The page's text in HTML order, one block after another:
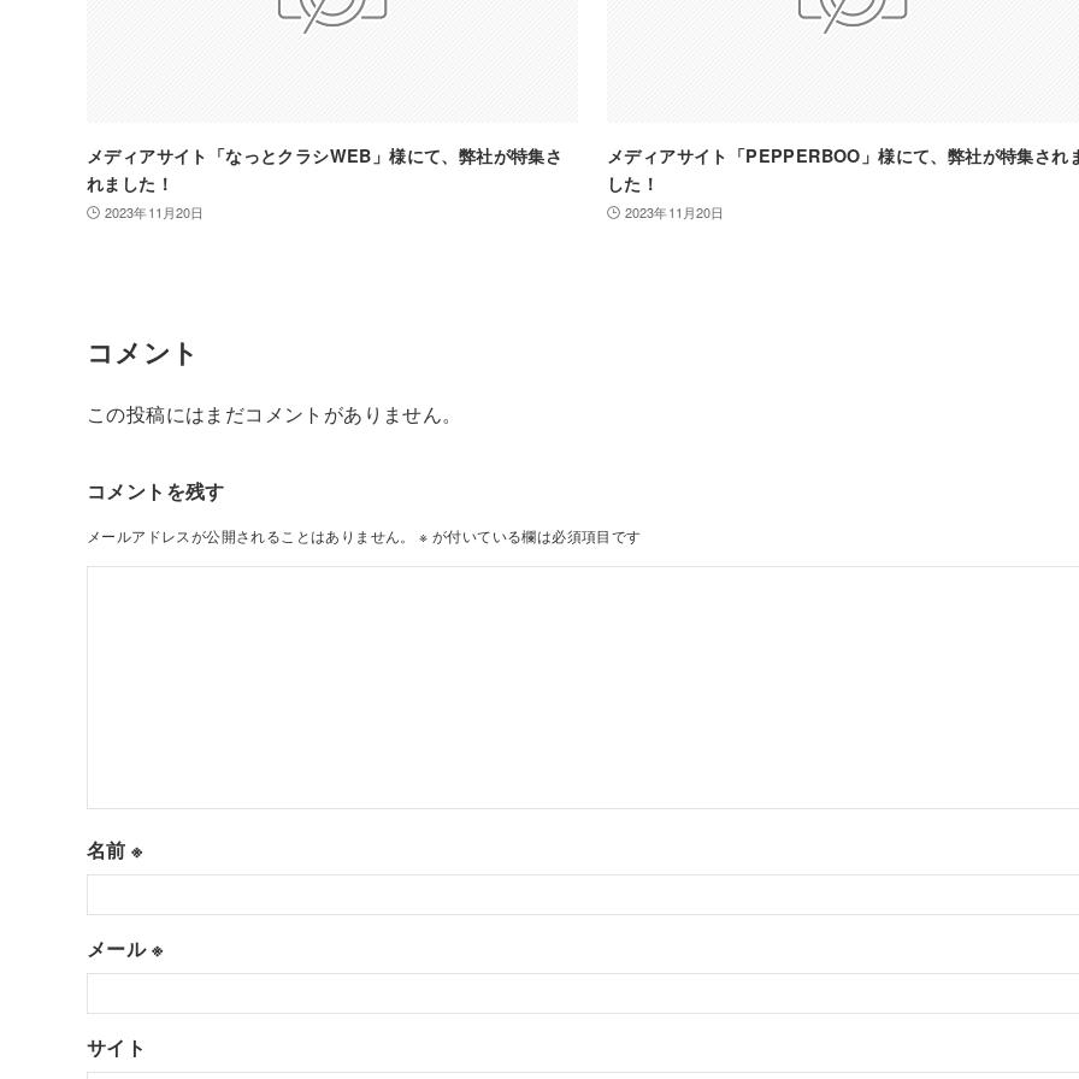
メディアサイト「なっとクラシWEB」様にて、弊社が特集さ
れました！
2023年11月20日
メディアサイト「PEPPERBOO」様にて、弊社が特集され
した！
2023年11月20日
コメント
この投稿にはまだコメントがありません。
コメントを残す
メールアドレスが公開されることはありません。 ※ が付いている欄は必須項目です
名前※
メール※
サイト